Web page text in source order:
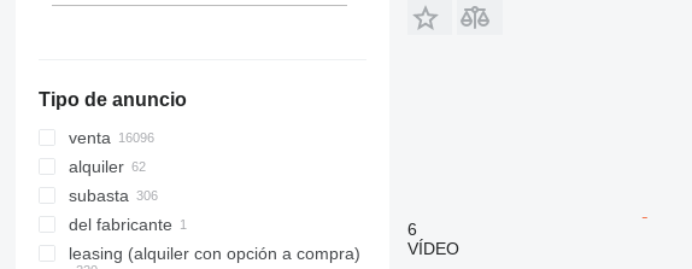
336
340
345
349
350
365
Tipo de anuncio
venta
alquiler
subasta
del fabricante
leasing (alquiler con opción a compra)
6
VÍDEO